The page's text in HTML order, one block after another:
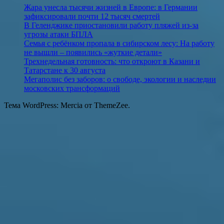
Жара унесла тысячи жизней в Европе: в Германии
зафиксировали почти 12 тысяч смертей
В Геленджике приостановили работу пляжей из-за
угрозы атаки БПЛА
Семья с ребёнком пропала в сибирском лесу: На работу
не вышли – появились «жуткие детали»
Трехнедельная готовность: что откроют в Казани и
Татарстане к 30 августа
Мегаполис без заборов: о свободе, экологии и наследии
московских трансформаций
Тема WordPress: Mercia от ThemeZee.